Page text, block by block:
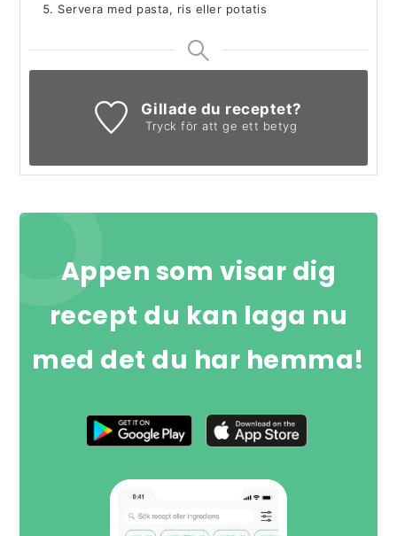
Servera med pasta, ris eller potatis
Gillade du receptet?
Tryck för att ge ett betyg
Appen som visar dig
recept du kan laga nu
med det du har hemma!